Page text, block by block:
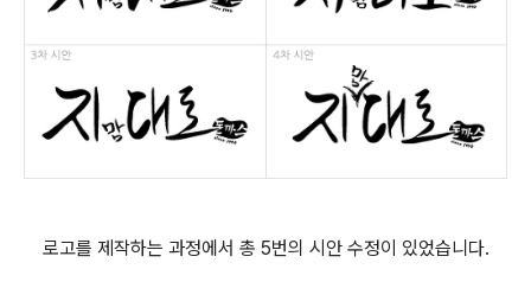
로고를 제작하는 과정에서 총 5번의 시안 수정이 있었습니다.